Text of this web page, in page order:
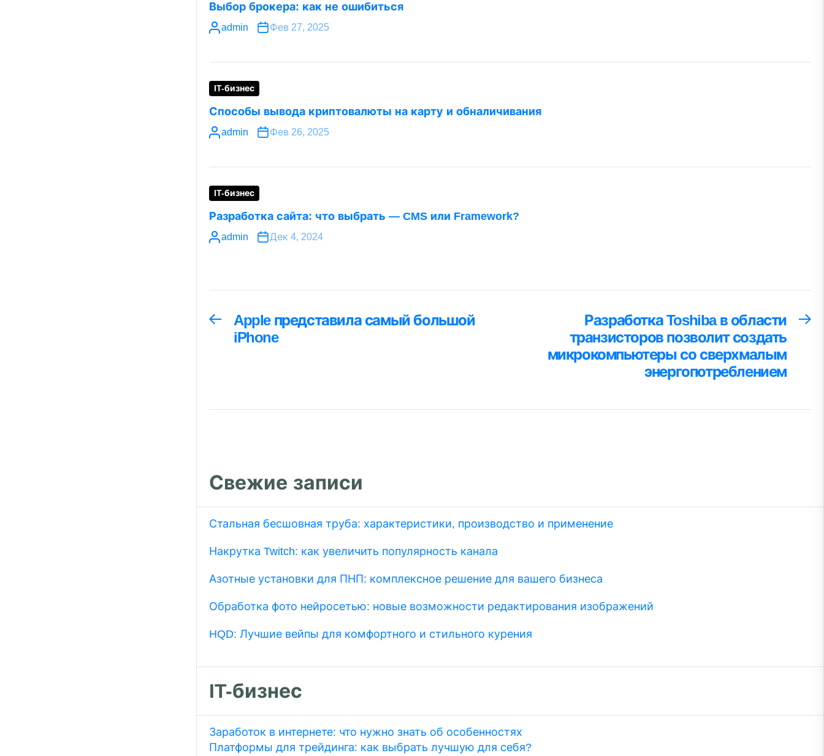
Выбор брокера: как не ошибиться
admin Фев 27, 2025
IT-бизнес
Способы вывода криптовалюты на карту и обналичивания
admin Фев 26, 2025
IT-бизнес
Разработка сайта: что выбрать — CMS или Framework?
admin Дек 4, 2024
Навигация
Предыдущая
запись:
Apple представила самый большой
iPhone
Разработка Toshiba в области
транзисторов позволит создать
микрокомпьютеры со сверхмалым
энергопотреблением
Свежие записи
Стальная бесшовная труба: характеристики, производство и применение
Накрутка Twitch: как увеличить популярность канала
Азотные установки для ПНП: комплексное решение для вашего бизнеса
Обработка фото нейросетью: новые возможности редактирования изображений
HQD: Лучшие вейпы для комфортного и стильного курения
IT-бизнес
Заработок в интернете: что нужно знать об особенностях
Платформы для трейдинга: как выбрать лучшую для себя?